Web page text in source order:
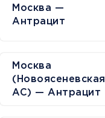
Москва —
Антрацит
Москва
(Новоясеневская
АС) — Антрацит